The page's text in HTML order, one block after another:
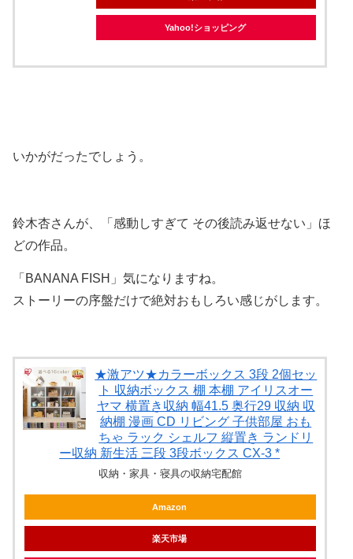
Yahoo!ショッピング
いかがだったでしょう。
鈴木杏さんが、「感動しすぎて その後読み返せない」ほ
どの作品。
「BANANA FISH」気になりますね。
ストーリーの序盤だけで絶対おもしろい感じがします。
★激アツ★カラーボックス 3段 2個セッ
ト 収納ボックス 棚 本棚 アイリスオー
ヤマ 横置き収納 幅41.5 奥行29 収納 収
納棚 漫画 CD リビング 子供部屋 おも
ちゃ ラック シェルフ 縦置き ランドリ
ー収納 新生活 三段 3段ボックス CX-3 *
収納・家具・寝具の収納宅配館
Amazon
楽天市場